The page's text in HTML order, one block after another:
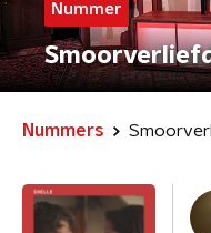
Nummer
Nummers